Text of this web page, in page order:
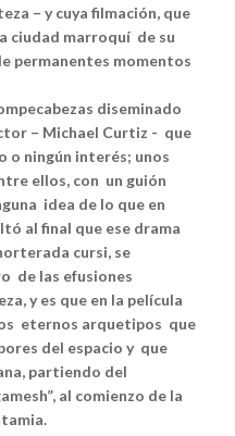
– y cuya filmación, que
ciudad marroquí de su
permanentes momentos
diseminado
– Michael Curtiz - que
o ningún interés; unos
ellos, con un guión
idea de lo que en
al final que ese drama
cursi, se
de las efusiones
y es que en la película
eternos arquetipos que
del espacio y que
partiendo del
al comienzo de la